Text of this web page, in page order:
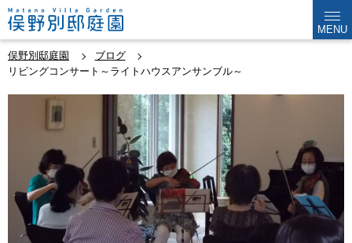
MENU
俣野別邸庭園
ブログ
リビングコンサート～ライトハウスアンサンブル～